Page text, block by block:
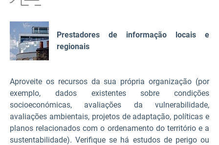
Prestadores de informação locais e
regionais
Aproveite os recursos da sua própria organização (por
exemplo, dados existentes sobre condições
socioeconómicas, avaliações da vulnerabilidade,
avaliações ambientais, projetos de adaptação, políticas e
planos relacionados com o ordenamento do território e a
sustentabilidade). Verifique se há estudos de perigo ou